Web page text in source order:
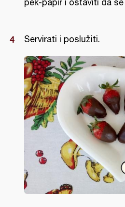
pek-papir i ostaviti da
Servirati i poslužiti.